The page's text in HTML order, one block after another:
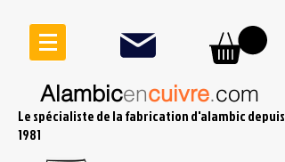
Alambicencuivre.com
Le spécialiste de la fabrication d'alambic depuis
1981